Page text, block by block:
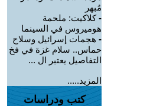
مُبهر
-كلاكيت: ملحمة
هوميروس في السينما
- هجمات إسرائيل وسلاح
حماس.. سلام غزة في فخ
التفاصيل يعتبر ال ...
المزيد.....
كتب ودراسات